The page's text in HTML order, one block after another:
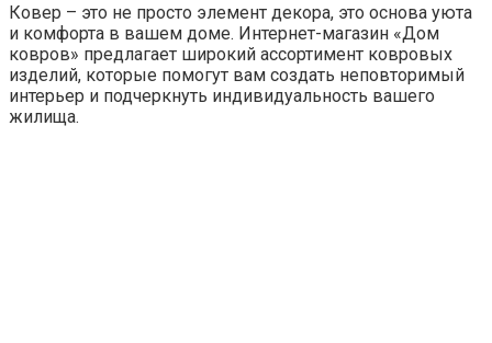
Ковер – это не просто элемент декора, это основа уюта
и комфорта в вашем доме. Интернет-магазин «Дом
ковров» предлагает широкий ассортимент ковровых
изделий, которые помогут вам создать неповторимый
интерьер и подчеркнуть индивидуальность вашего
жилища.